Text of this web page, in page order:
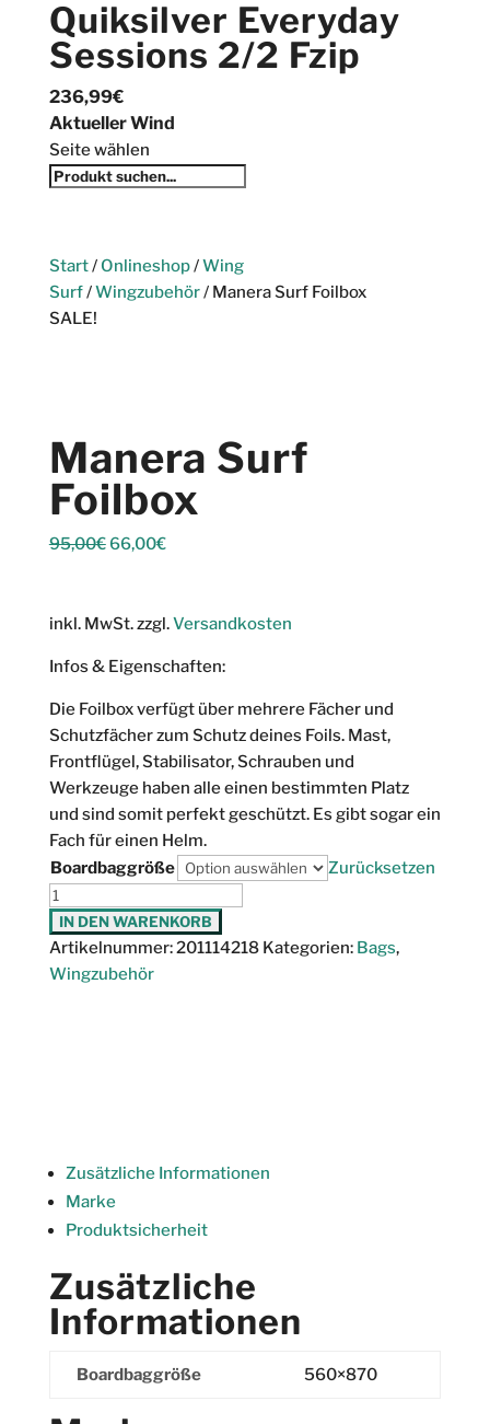
Quiksilver Everyday
Sessions 2/2 Fzip
236,99€
Aktueller Wind
Seite wählen
Start/ Onlineshop/Wing
Surf/Wingzubehör/ Manera Surf Foilbox
SALE!
Manera Surf
Foilbox
95,00€ Ursprünglicher
95,00€
66,00€Aktueller
66,00€.
inkl. MwSt.zzgl.Versandkosten
Infos & Eigenschaften:
Die Foilbox verfügt über mehrere Fächer und
Schutzfächer zum Schutz deines Foils. Mast,
Frontflügel, Stabilisator, Schrauben und
Werkzeuge haben alle einen bestimmten Platz
und sind somit perfekt geschützt. Es gibt sogar ein
Fach für einen Helm.
Boardbaggröße
Zurücksetzen
Manera
Surf
Foilbox
Menge
IN DEN WARENKORB
Artikelnummer:201114218 Kategorien: Bags,
Wingzubehör
Zusätzliche Informationen
Marke
Produktsicherheit
Zusätzliche
Informationen
Boardbaggröße 560×870